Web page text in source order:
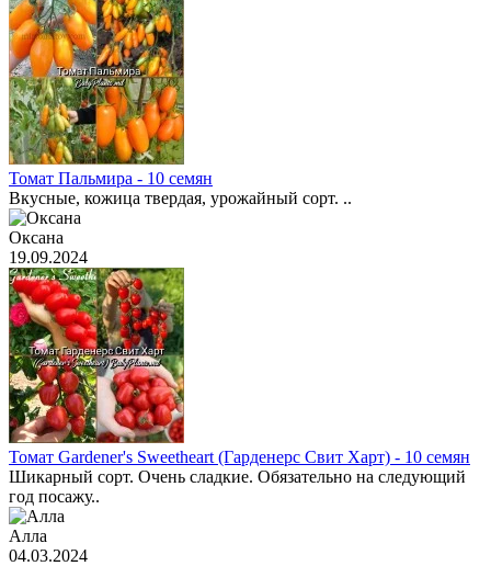
Томат Пальмира - 10 семян
Вкусные, кожица твердая, урожайный сорт. ..
Оксана
19.09.2024
Томат Gardener's Sweetheart (Гарденерс Свит Харт) - 10 семян
Шикарный сорт. Очень сладкие. Обязательно на следующий
год посажу..
Алла
04.03.2024